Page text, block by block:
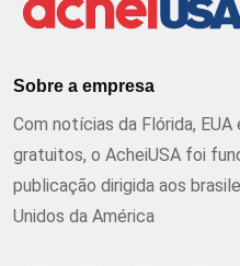
Sobre a empresa
Com notícias da Flórida,
gratuitos, o AcheiUSA foi
publicação dirigida aos
Unidos da América